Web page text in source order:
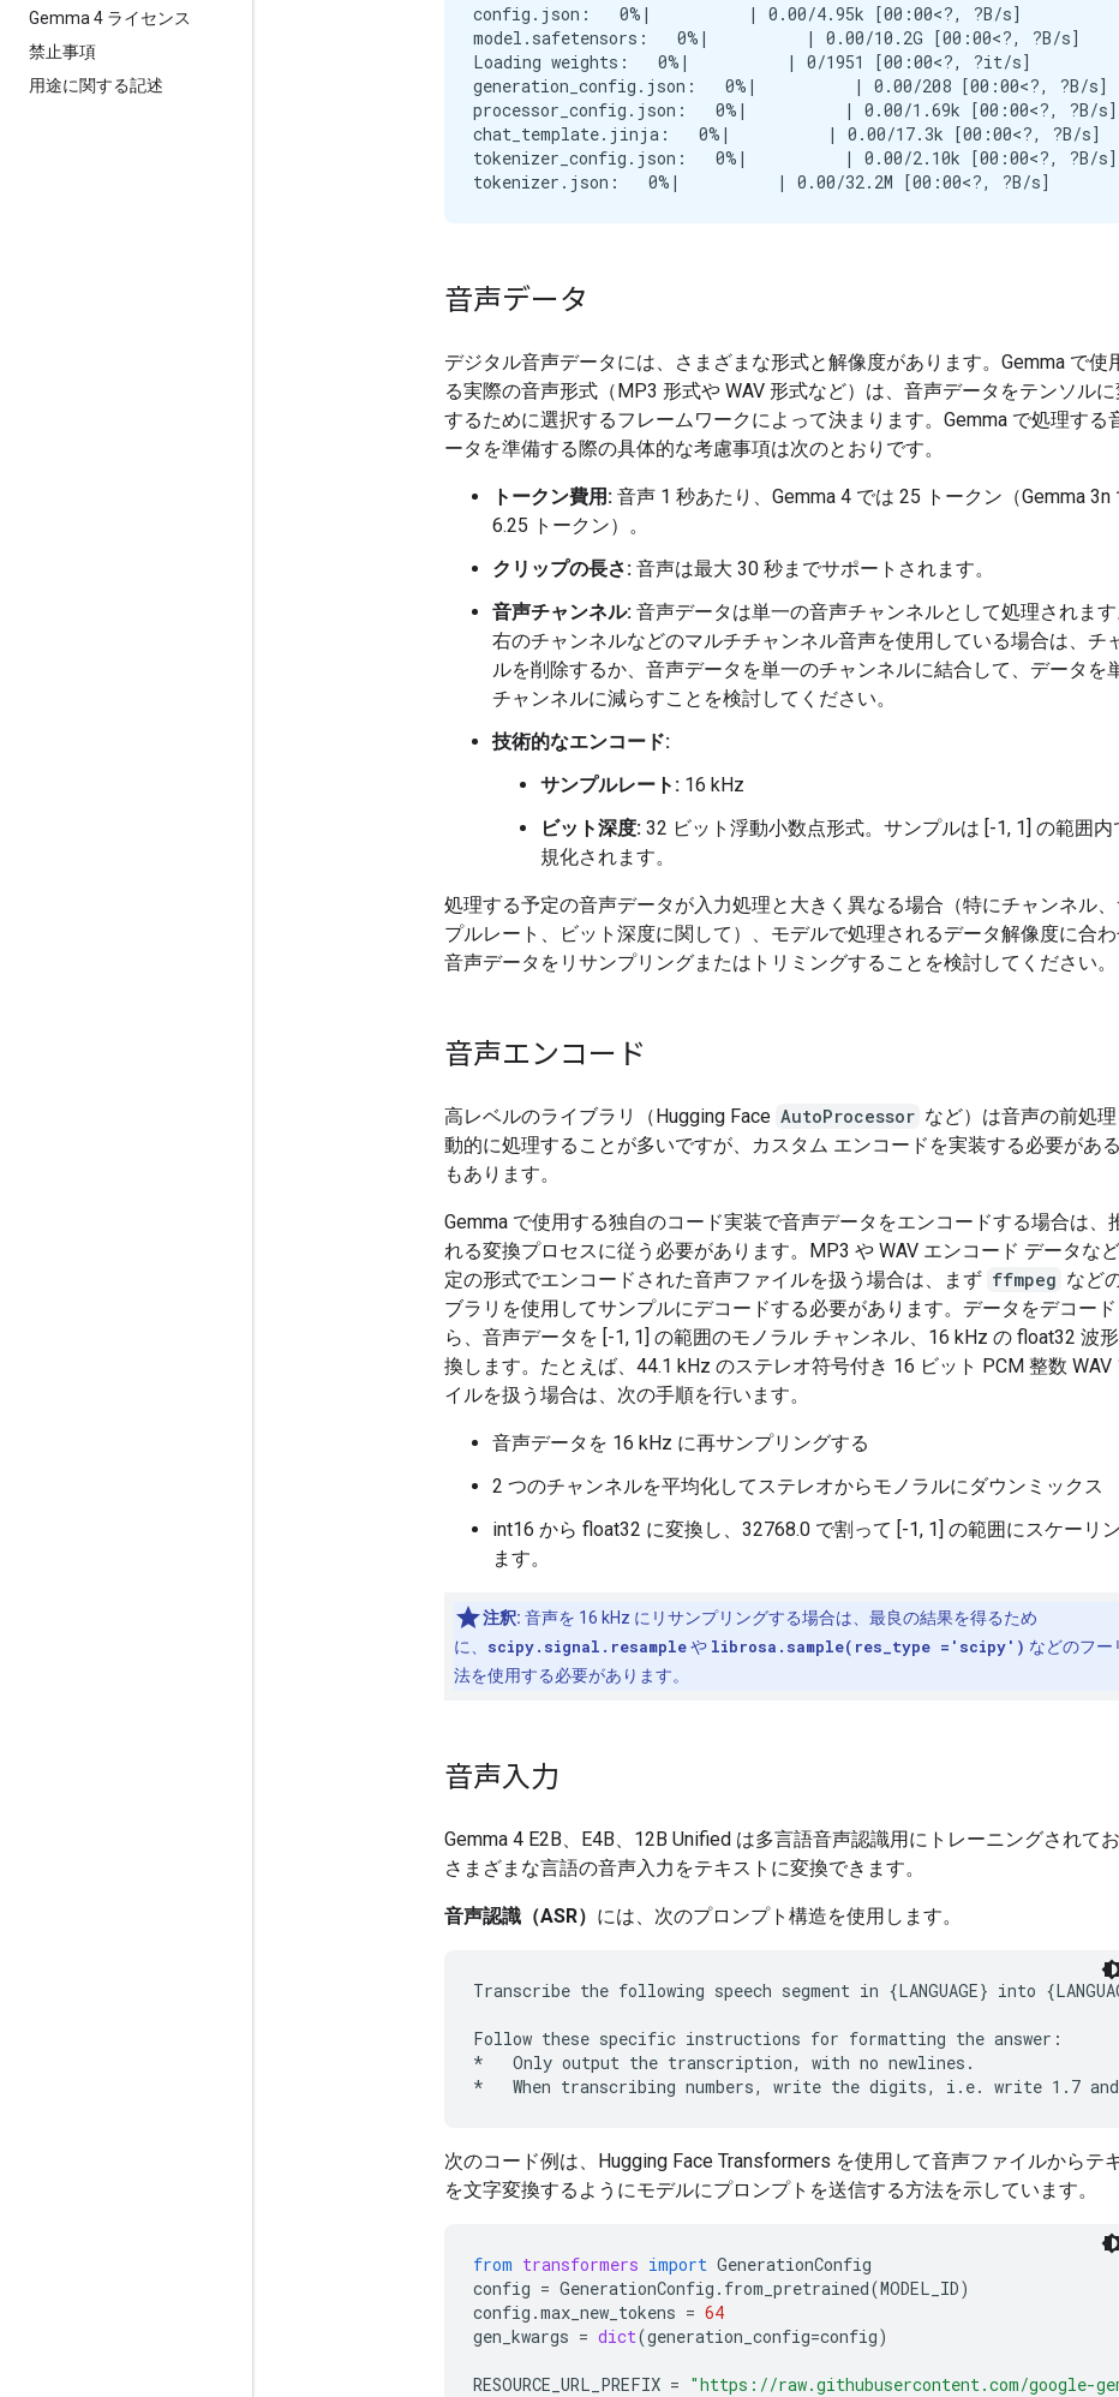
Gemma 4 ライセンス
禁止事項
用途に関する記述
config.json:   0%|          | 0.00/4.95k [00:00<?, ?B/s]
model.safetensors:   0%|          | 0.00/10.2G [00:00<?, ?B/s]
Loading weights:   0%|          | 0/1951 [00:00<?, ?it/s]
generation_config.json:   0%|          | 0.00/208 [00:00<?, ?B/s]
processor_config.json:   0%|          | 0.00/1.69k [00:00<?, ?B/s]
chat_template.jinja:   0%|          | 0.00/17.3k [00:00<?, ?B/s]
tokenizer_config.json:   0%|          | 0.00/2.10k [00:00<?, ?B/s]
音声データ
デジタル音声データには、さまざまな形式と解像度があります。Gemma で使
る実際の音声形式（MP3 形式や WAV 形式など）は、音声データをテンソルに
するために選択するフレームワークによって決まります。Gemma で処理する
ータを準備する際の具体的な考慮事項は次のとおりです。
トークン費用: 音声 1 秒あたり、Gemma 4 では 25 トークン（Gemma 3n
6.25 トークン）。
クリップの長さ: 音声は最大 30 秒までサポートされます。
音声チャンネル: 音声データは単一の音声チャンネルとして処理されま
右のチャンネルなどのマルチチャンネル音声を使用している場合は、チ
ルを削除するか、音声データを単一のチャンネルに結合して、データを
チャンネルに減らすことを検討してください。
技術的なエンコード:
サンプルレート: 16 kHz
ビット深度: 32 ビット浮動小数点形式。サンプルは [-1, 1] の範囲内
規化されます。
処理する予定の音声データが入力処理と大きく異なる場合（特にチャンネル
プルレート、ビット深度に関して）、モデルで処理されるデータ解像度に合わ
音声データをリサンプリングまたはトリミングすることを検討してください。
音声エンコード
高レベルのライブラリ（Hugging Face AutoProcessor など）は音声の前処
動的に処理することが多いですが、カスタム エンコードを実装する必要があ
もあります。
Gemma で使用する独自のコード実装で音声データをエンコードする場合は、
れる変換プロセスに従う必要があります。MP3 や WAV エンコード データな
定の形式でエンコードされた音声ファイルを扱う場合は、まず ffmpeg など
ブラリを使用してサンプルにデコードする必要があります。データをデコード
ら、音声データを [-1, 1] の範囲のモノラル チャンネル、16 kHz の float32 波
換します。たとえば、44.1 kHz のステレオ符号付き 16 ビット PCM 整数 WAV
イルを扱う場合は、次の手順を行います。
音声データを 16 kHz に再サンプリングする
2 つのチャンネルを平均化してステレオからモノラルにダウンミックス
int16 から float32 に変換し、32768.0 で割って [-1, 1] の範囲にスケーリ
ます。
注釈: 音声を 16 kHz にリサンプリングする場合は、最良の結果を得るため
に、 scipy.signal.resampleや librosa.sample(res_type ='scipy') などのフー
法を使用する必要があります。
音声入力
Gemma 4 E2B、E4B、12B Unified は多言語音声認識用にトレーニングされてお
さまざまな言語の音声入力をテキストに変換できます。
音声認識（ASR） には、次のプロンプト構造を使用します。
Transcribe the following speech segment in {LANGUAGE} into
Follow these specific instructions for formatting the answer:
*   Only output the transcription, with no newlines.
次のコード例は、Hugging Face Transformers を使用して音声ファイルからテ
を文字変換するようにモデルにプロンプトを送信する方法を示しています。
from transformers import GenerationConfig
config = GenerationConfig . from_pretrained(MODEL_ID)
config .max_new_tokens = 64
gen_kwargs = dict(generation_config=config)
RESOURCE_URL_PREFIX = "https://raw.githubusercontent.com/google-